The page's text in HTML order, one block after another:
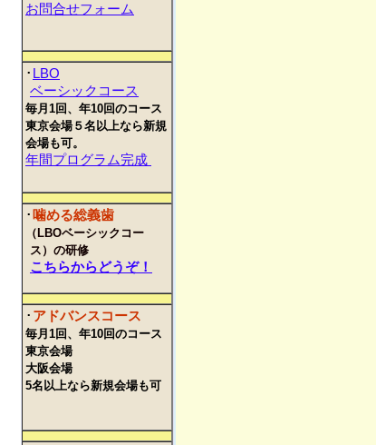
お問合せフォーム
･ LBO
ベーシックコース
毎月1回、年10回のコース
東京会場５名以上なら新規
会場も可。
年間プログラム完成
･ 噛める総義歯
（LBOベーシックコー
ス）の研修
こちらからどうぞ！
･ アドバンスコース
毎月1回、年10回のコース
東京会場
大阪会場
5名以上なら新規会場も可